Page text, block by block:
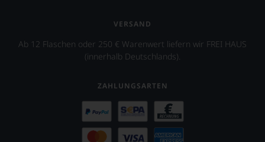
VERSAND
Ab 12 Flaschen oder 250 € Warenwert liefern wir FREI HAUS
(innerhalb Deutschlands).
ZAHLUNGSARTEN